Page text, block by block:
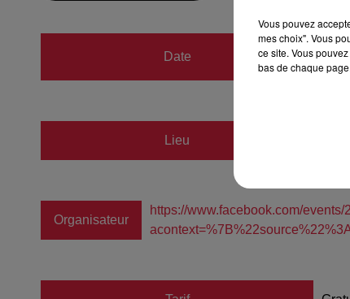
Date
du9
au
Lieu
Organisateur
https://www.facebook.com/
Vous pouvez
mes choix". Vous
ce site. Vous
bas de chaque page.